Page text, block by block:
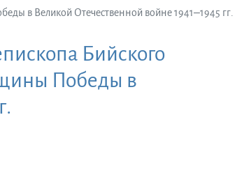
в Великой Отечественной войне 1941‒1945 гг.
Бийского
Победы в